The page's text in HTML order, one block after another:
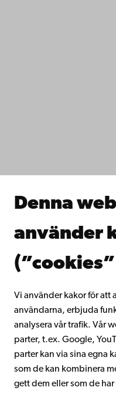
Denna
använder
Vi använder kakor för att
användarna, erbjuda
analysera vår trafik. Vår
parter, t.ex. Google,
parter kan via sina egna
som de kan kombinera
gett dem eller som de
Samarbeta med
Kontinuerligt
Gå med i Åbo
Intranätet
Facebook Instagram